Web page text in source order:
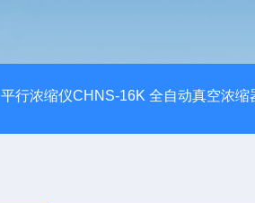
平行浓缩仪CHNS-16K 全自动真空浓缩